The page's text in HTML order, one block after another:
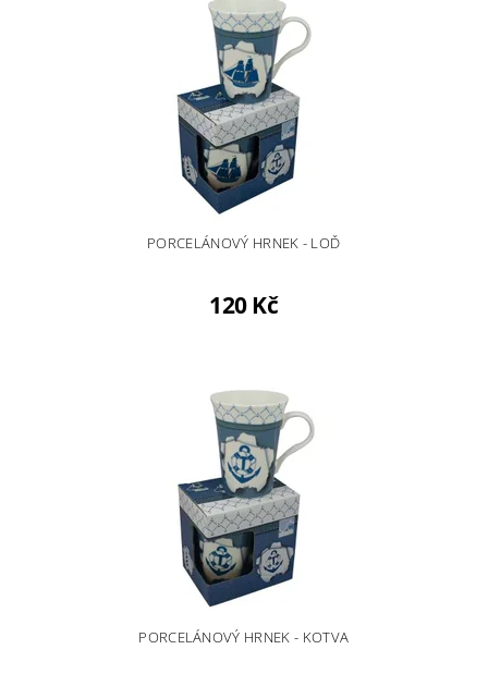
PORCELÁNOVÝ HRNEK - LOĎ
120 Kč
PORCELÁNOVÝ HRNEK - KOTVA